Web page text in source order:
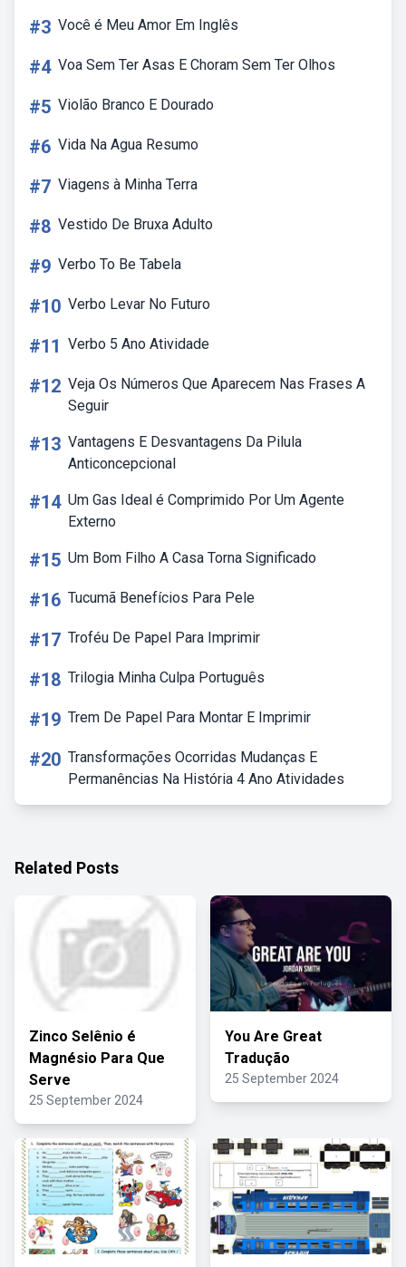
#3 Você é Meu Amor Em Inglês
#4 Voa Sem Ter Asas E Choram Sem Ter Olhos
#5 Violão Branco E Dourado
#6 Vida Na Agua Resumo
#7 Viagens à Minha Terra
#8 Vestido De Bruxa Adulto
#9 Verbo To Be Tabela
#10 Verbo Levar No Futuro
#11 Verbo 5 Ano Atividade
#12 Veja Os Números Que Aparecem Nas Frases A
Seguir
#13 Vantagens E Desvantagens Da Pilula
Anticoncepcional
#14 Um Gas Ideal é Comprimido Por Um Agente
Externo
#15 Um Bom Filho A Casa Torna Significado
#16 Tucumã Benefícios Para Pele
#17 Troféu De Papel Para Imprimir
#18 Trilogia Minha Culpa Português
#19 Trem De Papel Para Montar E Imprimir
#20 Transformações Ocorridas Mudanças E
Permanências Na História 4 Ano Atividades
Related Posts
Zinco Selênio é
Magnésio Para Que
Serve
25 September 2024
You Are Great
Tradução
25 September 2024